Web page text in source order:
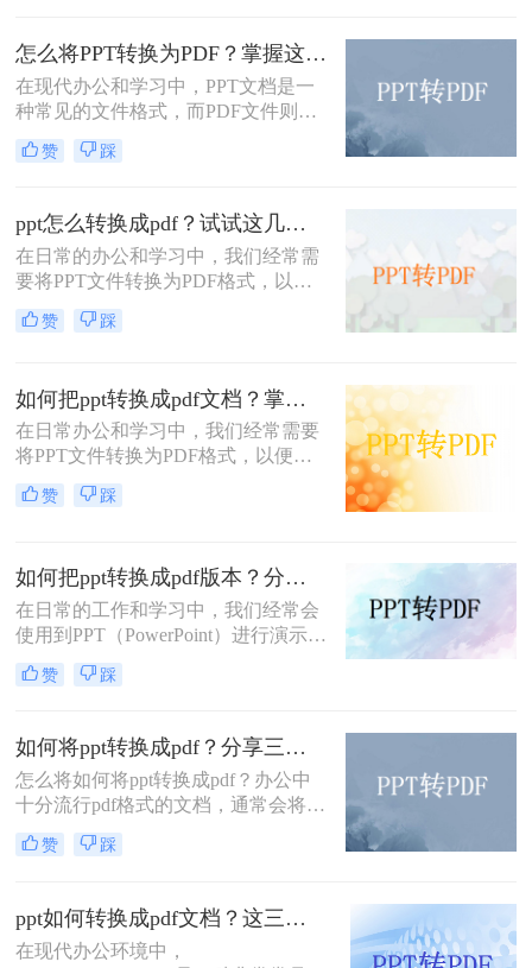
特点，因此非常适合用于保存和共享
PPT内容。本文将详细介绍PPT如何
转换成PDF，并提供一些实用技巧和
建议。
怎么将PPT转换为PDF？掌握这3个方法，工作效率直接翻倍！
在现代办公和学习中，PPT文档是一
种常见的文件格式，而PDF文件则是
一种更为便捷和广泛应用的电子文
档。许多人在工作和学习中需要将
地共享和保存。那么，怎么将PPT转
换为PDF呢？本文将为您介绍几种简
单易行的方法，帮助您快速完成转
换。
赞 踩
ppt怎么转换成pdf？试试这几种转换方法！
在日常的办公和学习中，我们经常需
要将PPT文件转换为PDF格式，以便
于分享、查阅或归档。PDF格式具有
跨平台、不易被篡改、保持文档原样
详细介绍几种将PPT转换成PDF的方
法。
赞 踩
如何把ppt转换成pdf文档？掌握这3个方法，工作效率直接翻倍！
在日常办公和学习中，我们经常需要
将PPT文件转换为PDF格式，以便更
方便地分享、查看和打印。那么如何
把PPT转换成PDF文档呢？本文将介
赞 踩
如何把ppt转换成pdf版本？分享四个高效转换方法！
在日常的工作和学习中，我们经常会
使用到PPT（PowerPoint）进行演示和
报告。然而，有时我们可能需要将
PPT文件转换成PDF版本，以便于在
看和分享，或者为了保持演示内容的
格式和布局不变。那么，如何把PPT
转换成PDF版本呢？本文将为您介绍
几种常见的方法。
赞 踩
如何将ppt转换成pdf？分享三种方法，1分钟轻松解决！
怎么将如何将ppt转换成pdf？办公中
十分流行pdf格式的文档，通常会将一
些制作好的其他格式文档转换成pdf的
格式，其中就有ppt，只要还是因为
人修改你的文档，那么转成pdf是个不
错的方法，那么如何ppt转pdf呢？
赞 踩
ppt如何转换成pdf文档？这三种转换方法超实用！
在现代办公环境中，